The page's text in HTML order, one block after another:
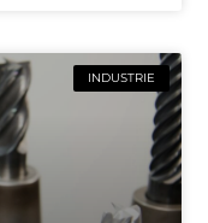
INDUSTRIE